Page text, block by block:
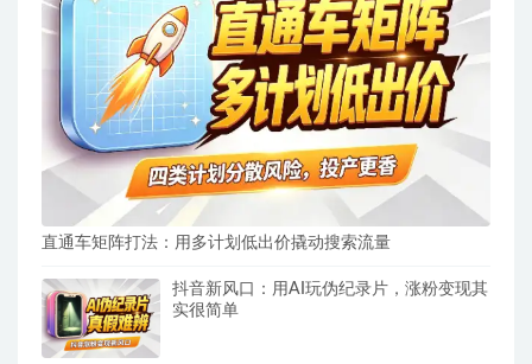
直通车矩阵打法：用多计划低出价撬动搜索流量
抖音新风口：用AI玩伪纪录片，涨粉变现其
实很简单